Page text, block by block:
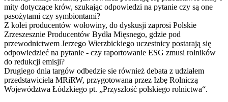
mity dotyczące krów, szukając odpowiedzi na pytanie czy są one
pasożytami czy symbiontami?
Z kolei producentów wołowiny, do dyskusji zaprosi Polskie
Zrzeszesznie Producentów Bydła Mięsnego, gdzie pod
przewodnictwem Jerzego Wierzbickiego uczestnicy postarają się
odpowiedzieć na pytanie - czy raportowanie ESG zmusi rolników
do redukcji emisji?
Drugiego dnia targów odbedzie sie również debata z udziałem
przedstawiciela MRiRW, przygotowana przez Izbę Rolniczą
Województwa Łódzkiego pt. „Przyszłość polskiego rolnictwa“.